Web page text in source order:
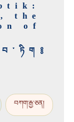
the
of
བཀག་རྒྱ་ཅན།